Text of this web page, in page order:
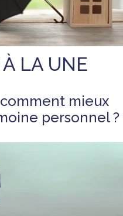
LA UNE
mieux
personnel ?
de notre site
acceptez leur utilisation.